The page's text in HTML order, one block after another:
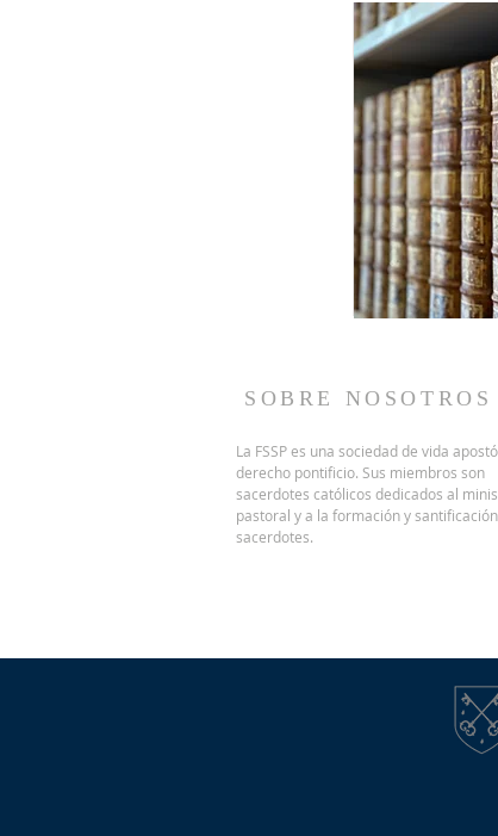
SOBRE NOSOTROS
La FSSP es una sociedad de vida
derecho pontificio. Sus miembros son
sacerdotes católicos dedicados al
pastoral y a la formación y
sacerdotes.